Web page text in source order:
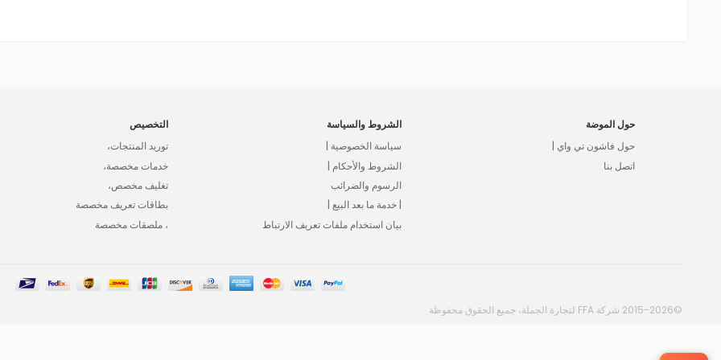
حول الموضة
حول فاشون تي واي |
اتصل بنا
الشروط والسياسة
سياسة الخصوصية |
الشروط والأحكام |
الرسوم والضرائب
| خدمة ما بعد البيع |
بيان استخدام ملفات تعريف الارتباط
التخصيص
توريد المنتجات،
خدمات مخصصة،
تغليف مخصص،
بطاقات تعريف مخصصة
، ملصقات مخصصة
©2015-2026 شركة FFA لتجارة الجملة، جميع الحقوق محفوظة